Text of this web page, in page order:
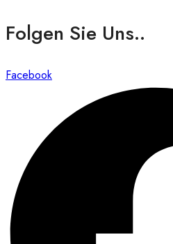
Folgen Sie Uns..
Facebook